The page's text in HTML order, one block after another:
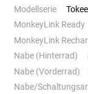
Modellserie
Tokee
MonkeyLink Ready
MonkeyLink
Nabe (Hinterrad)
Nabe (Vorderrad)
Nabe/